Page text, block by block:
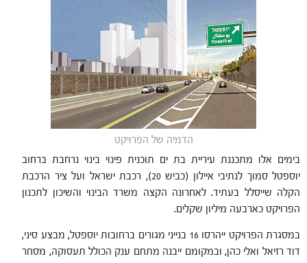
הדמיה של הפרויקט
בימים אלו מתכננת עיריית בת ים תוכנית פינוי בינוי נרחבת ברחוב
יוספטל סמוך לנתיבי איילון (כביש 20), רכבת ישראל ועל ציר הרכבת
הקלה שייסלל בעתיד. לאחרונה הקצה משרד הבינוי והשיכון לתכנון
הפרויקט כארבעה מיליון שקלים.
במסגרת הפרויקט ייהרסו 16 בנייני מגורים ברחובות יוספטל, מבצע סיני,
דוד רזיאל ואלי כהן, ובמקומם ייבנה מתחם ענק הכולל תעסוקה, מסחר